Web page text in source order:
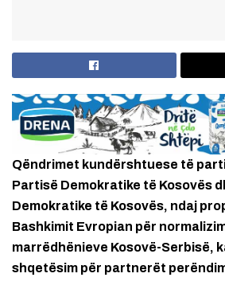
Qëndrimet kundërshtuese të
Partisë Demokratike të Kosovës
Demokratike të Kosovës, ndaj
Bashkimit Evropian për
marrëdhënieve Kosovë-Serbisë,
shqetësim për partnerët